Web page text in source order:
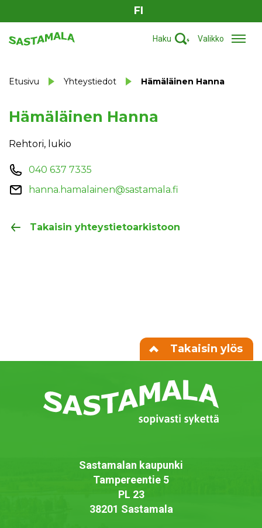
FI
Haku Valikko
Etusivu Yhteystiedot Hämäläinen Hanna
Hämäläinen Hanna
Rehtori, lukio
040 637 7335
hanna.hamalainen@sastamala.fi
Takaisin yhteystietoarkistoon
Takaisin ylös
Sastamalan kaupunki
Tampereentie 5
PL 23
38201 Sastamala